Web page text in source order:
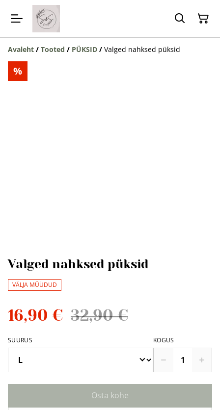
Avaleht / Tooted / PÜKSID / Valged nahksed püksid
%
Valged nahksed püksid
VÄLJA MÜÜDUD
16,90 € 32,90 €
SUURUS KOGUS
Osta kohe